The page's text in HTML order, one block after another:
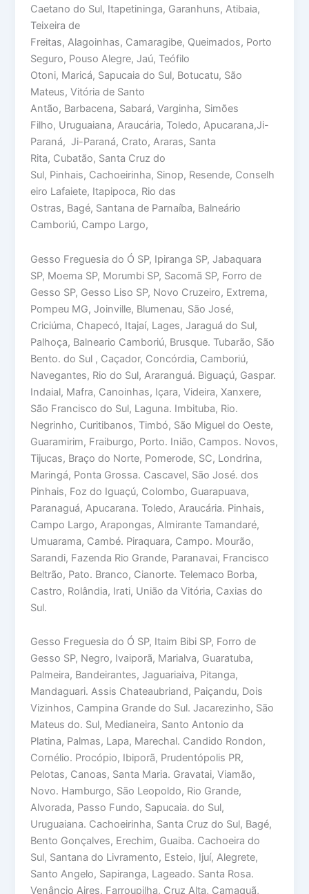
Caetano do Sul, Itapetininga, Garanhuns, Atibaia,
Teixeira de
Freitas, Alagoinhas, Camaragibe, Queimados, Porto
Seguro, Pouso Alegre, Jaú, Teófilo
Otoni, Maricá, Sapucaia do Sul, Botucatu, São
Mateus, Vitória de Santo
Antão, Barbacena, Sabará, Varginha, Simões
Filho, Uruguaiana, Araucária, Toledo, Apucarana,Ji-
Paraná, Ji-Paraná, Crato, Araras, Santa
Rita, Cubatão, Santa Cruz do
Sul, Pinhais, Cachoeirinha, Sinop, Resende, Conselh
eiro Lafaiete, Itapipoca, Rio das
Ostras, Bagé, Santana de Parnaíba, Balneário
Camboriú, Campo Largo,
Gesso Freguesia do Ó SP, Ipiranga SP, Jabaquara
SP, Moema SP, Morumbi SP, Sacomã SP, Forro de
Gesso SP, Gesso Liso SP, Novo Cruzeiro, Extrema,
Pompeu MG, Joinville, Blumenau, São José,
Criciúma, Chapecó, Itajaí, Lages, Jaraguá do Sul,
Palhoça, Balneario Camboriú, Brusque. Tubarão, São
Bento. do Sul , Caçador, Concórdia, Camboriú,
Navegantes, Rio do Sul, Araranguá. Biguaçú, Gaspar.
Indaial, Mafra, Canoinhas, Içara, Videira, Xanxere,
São Francisco do Sul, Laguna. Imbituba, Rio.
Negrinho, Curitibanos, Timbó, São Miguel do Oeste,
Guaramirim, Fraiburgo, Porto. Inião, Campos. Novos,
Tijucas, Braço do Norte, Pomerode, SC, Londrina,
Maringá, Ponta Grossa. Cascavel, São José. dos
Pinhais, Foz do Iguaçú, Colombo, Guarapuava,
Paranaguá, Apucarana. Toledo, Araucária. Pinhais,
Campo Largo, Arapongas, Almirante Tamandaré,
Umuarama, Cambé. Piraquara, Campo. Mourão,
Sarandi, Fazenda Rio Grande, Paranavai, Francisco
Beltrão, Pato. Branco, Cianorte. Telemaco Borba,
Castro, Rolândia, Irati, União da Vitória, Caxias do
Sul.
Gesso Freguesia do Ó SP, Itaim Bibi SP, Forro de
Gesso SP, Negro, Ivaiporã, Marialva, Guaratuba,
Palmeira, Bandeirantes, Jaguariaiva, Pitanga,
Mandaguari. Assis Chateaubriand, Paiçandu, Dois
Vizinhos, Campina Grande do Sul. Jacarezinho, São
Mateus do. Sul, Medianeira, Santo Antonio da
Platina, Palmas, Lapa, Marechal. Candido Rondon,
Cornélio. Procópio, Ibiporã, Prudentópolis PR,
Pelotas, Canoas, Santa Maria. Gravatai, Viamão,
Novo. Hamburgo, São Leopoldo, Rio Grande,
Alvorada, Passo Fundo, Sapucaia. do Sul,
Uruguaiana. Cachoeirinha, Santa Cruz do Sul, Bagé,
Bento Gonçalves, Erechim, Guaiba. Cachoeira do
Sul, Santana do Livramento, Esteio, Ijuí, Alegrete,
Santo Angelo, Sapiranga, Lageado. Santa Rosa.
Venâncio Aires, Farroupilha, Cruz Alta, Camaquã,